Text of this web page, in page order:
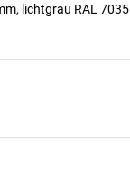
lichtgrau RAL 7035